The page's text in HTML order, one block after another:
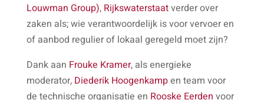
Louwman Group), Rijkswaterstaatverder over
zaken als; wie verantwoordelijk is voor vervoer en
of aanbod regulier of lokaal geregeld moet zijn?
Dank aan Frouke Kramer, als energieke
moderator, Diederik Hoogenkampen team voor
de technische organisatie en Rooske Eerden voor